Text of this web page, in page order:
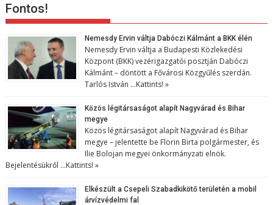
Fontos!
Nemesdy Ervin váltja Dabóczi Kálmánt a BKK élén
Nemesdy Ervin váltja a Budapesti Közlekedési
Központ (BKK) vezérigazgatói posztján Dabóczi
Kálmánt – döntött a Fővárosi Közgyűlés szerdán.
Tarlós István …Kattints! »
Közös légitársaságot alapít Nagyvárad és Bihar
megye
Közös légitársaságot alapít Nagyvárad és Bihar
megye – jelentette be Florin Birta polgármester, és
Ilie Bolojan megyei önkormányzati elnök.
Bejelentésükről …Kattints! »
Elkészült a Csepeli Szabadkikötő területén a mobil
árvízvédelmi fal